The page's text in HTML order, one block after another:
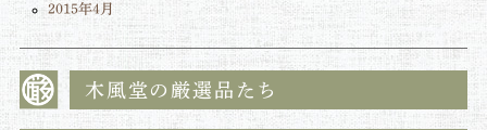
2015年4月
木風堂の厳選品たち